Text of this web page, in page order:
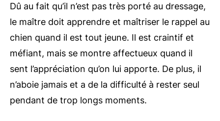
Dû au fait qu’il n’est pas très porté au dressage,
le maître doit apprendre et maîtriser le rappel au
chien quand il est tout jeune. Il est craintif et
méfiant, mais se montre affectueux quand il
sent l’appréciation qu’on lui apporte. De plus, il
n’aboie jamais et a de la difficulté à rester seul
pendant de trop longs moments.